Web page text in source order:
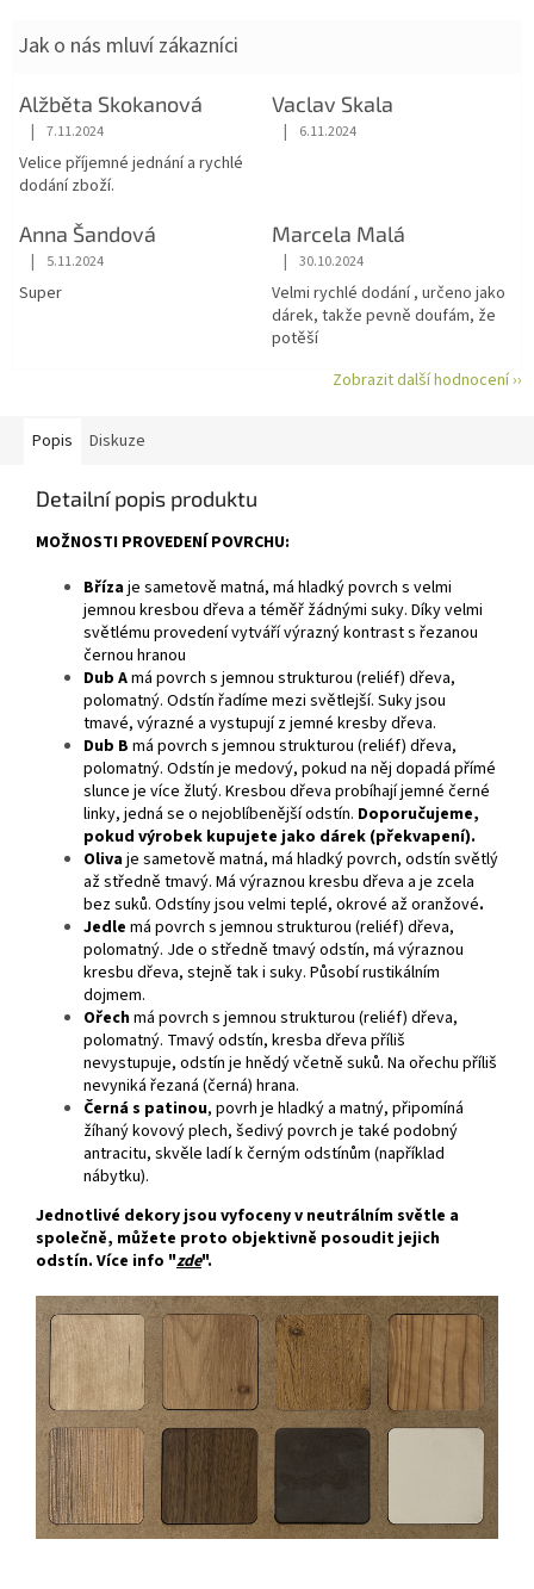
Jak o nás mluví zákazníci
Alžběta Skokanová
Hodnocení obchodu je 5 z 5 hvězdiček.
| 7.11.2024
Velice příjemné jednání a rychlé
dodání zboží.
Vaclav Skala
Hodnocení obchodu je 5 z 5
| 6.11.2024
Anna Šandová
Hodnocení obchodu je 5 z 5 hvězdiček.
| 5.11.2024
Super
Marcela Malá
Hodnocení obchodu je 5 z 5
| 30.10.2024
Velmi rychlé dodání , určeno jako
dárek, takže pevně doufám, že
potěší
Zobrazit další hodnocení ››
Popis Diskuze
Detailní popis produktu
MOŽNOSTI PROVEDENÍ POVRCHU:
Břízaje sametově matná, má hladký povrch s velmi
jemnou kresbou dřeva a téměř žádnými suky. Díky velmi
světlému provedení vytváří výrazný kontrast s řezanou
černou hranou
Dub Amá povrch s jemnou strukturou (reliéf) dřeva,
polomatný. Odstín řadíme mezi světlejší. Suky jsou
tmavé, výrazné a vystupují z jemné kresby dřeva.
Dub B má povrch s jemnou strukturou (reliéf) dřeva,
polomatný. Odstín je medový, pokud na něj dopadá přímé
slunce je více žlutý. Kresbou dřeva probíhají jemné černé
linky, jedná se o nejoblíbenější odstín. Doporučujeme,
pokud výrobek kupujete jako dárek (překvapení).
Olivaje sametově matná, má hladký povrch, odstín světlý
až středně tmavý. Má výraznou kresbu dřeva a je zcela
bez suků. Odstíny jsou velmi teplé, okrové až oranžové.
Jedle má povrch s jemnou strukturou (reliéf) dřeva,
polomatný. Jde o středně tmavý odstín, má výraznou
kresbu dřeva, stejně tak i suky. Působí rustikálním
dojmem.
Ořechmá povrch s jemnou strukturou (reliéf) dřeva,
polomatný. Tmavý odstín, kresba dřeva příliš
nevystupuje, odstín je hnědý včetně suků. Na ořechu příliš
nevyniká řezaná (černá) hrana.
Černá s patinou, povrh je hladký a matný, připomíná
žíhaný kovový plech, šedivý povrch je také podobný
antracitu, skvěle ladí k černým odstínům (například
nábytku).
Jednotlivé dekory jsou vyfoceny v neutrálním světle a
společně, můžete proto objektivně posoudit jejich
odstín. Více info "zde".